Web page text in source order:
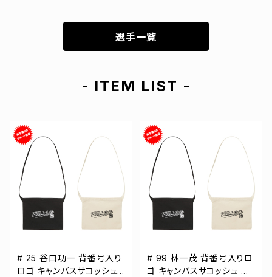
選手一覧
- ITEM LIST -
# 25 谷口功一 背番号入り
ロゴ キャンバスサコッシュ
# 99 林一茂 背番号入りロ
ゴ キャンバスサコッシュ 選